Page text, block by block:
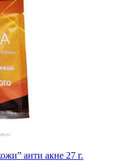
анти акне 27 г.